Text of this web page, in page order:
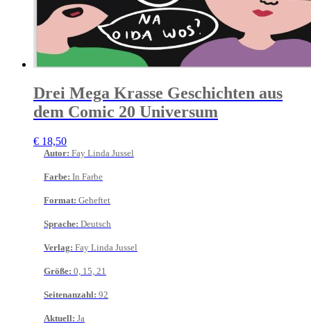
Drei Mega Krasse Geschichten aus
dem Comic 20 Universum
€ 18,50
Autor: Fay Linda Jussel
Farbe: In Farbe
Format: Geheftet
Sprache: Deutsch
Verlag: Fay Linda Jussel
Größe: 0, 15, 21
Seitenanzahl: 92
Aktuell: Ja